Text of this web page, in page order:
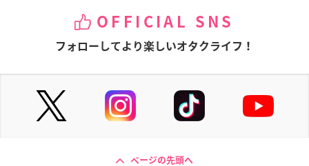
OFFICIAL SNS
フォローしてより楽しいオタクライフ！
ページの先頭へ